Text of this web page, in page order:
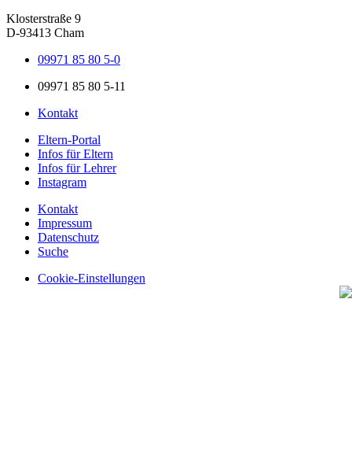
Klosterstraße 9
D-93413 Cham
09971 85 80 5-0
09971 85 80 5-11
Kontakt
Eltern-Portal
Infos für Eltern
Infos für Lehrer
Instagram
Kontakt
Impressum
Datenschutz
Suche
Cookie-Einstellungen